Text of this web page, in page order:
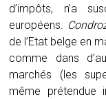
d’impôts, n’a
européens.
de l’Etat belge en
comme dans
marchés (les
même prétendue